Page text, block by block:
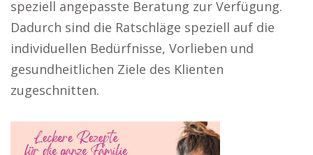
speziell angepasste Beratung zur Verfügung.
Dadurch sind die Ratschläge speziell auf die
individuellen Bedürfnisse, Vorlieben und
gesundheitlichen Ziele des Klienten
zugeschnitten.